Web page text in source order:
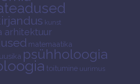
kunst
arhitektuur
matemaatika
psühholoogia
toitumine uurimus